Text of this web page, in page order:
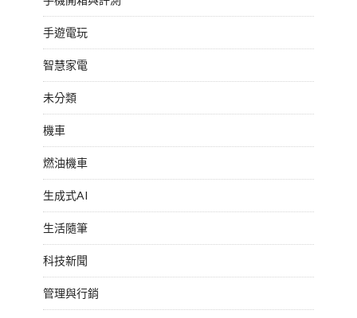
手遊電玩
智慧家電
未分類
機車
燃油機車
生成式AI
生活隨筆
科技新聞
管理與行銷